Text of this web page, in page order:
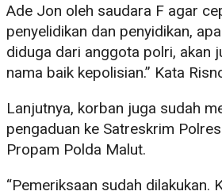
Ade Jon oleh saudara F agar
penyelidikan dan penyidikan,
diduga dari anggota polri, akan
nama baik kepolisian.” Kata
Lanjutnya, korban juga sudah
pengaduan ke Satreskrim
Propam Polda Malut.
“Pemeriksaan sudah dilakukan.